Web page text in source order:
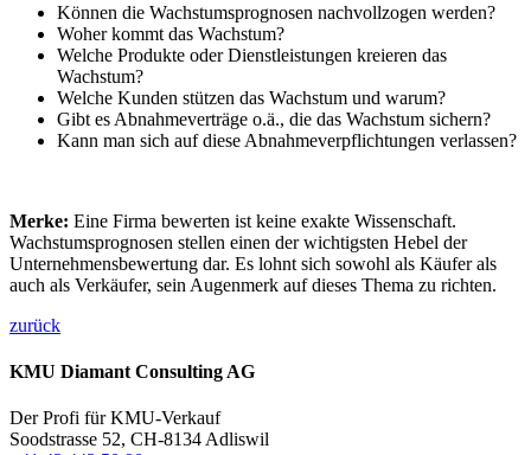
Können die Wachstumsprognosen nachvollzogen werden?
Woher kommt das Wachstum?
Welche Produkte oder Dienstleistungen kreieren das
Wachstum?
Welche Kunden stützen das Wachstum und warum?
Gibt es Abnahmeverträge o.ä., die das Wachstum sichern?
Kann man sich auf diese Abnahmeverpflichtungen verlassen?
Merke: Eine Firma bewerten ist keine exakte Wissenschaft.
Wachstumsprognosen stellen einen der wichtigsten Hebel der
Unternehmensbewertung dar. Es lohnt sich sowohl als Käufer als
auch als Verkäufer, sein Augenmerk auf dieses Thema zu richten.
zurück
KMU Diamant Consulting AG
Der Profi für KMU-Verkauf
Soodstrasse 52, CH-8134 Adliswil